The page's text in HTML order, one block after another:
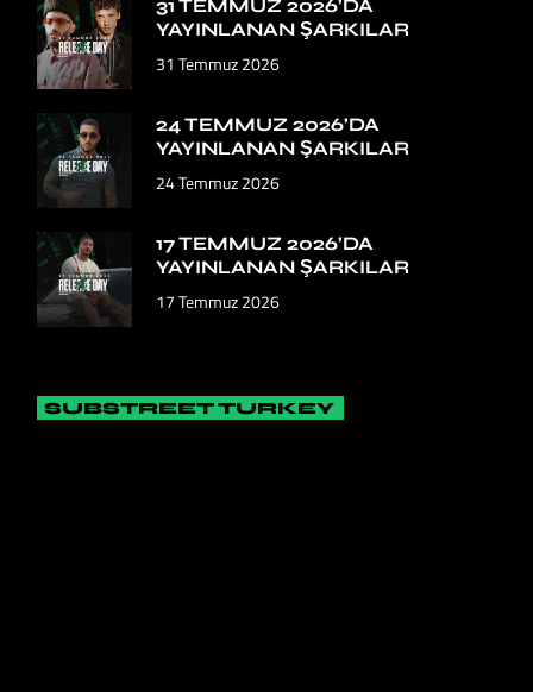
31 TEMMUZ 2026’DA
YAYINLANAN ŞARKILAR
31 Temmuz 2026
24 TEMMUZ 2026’DA
YAYINLANAN ŞARKILAR
24 Temmuz 2026
17 TEMMUZ 2026’DA
YAYINLANAN ŞARKILAR
17 Temmuz 2026
SUBSTREET TURKEY